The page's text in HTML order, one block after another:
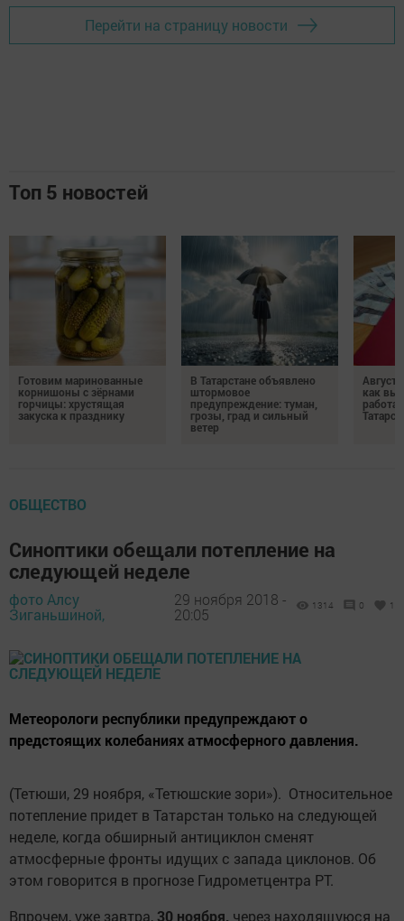
Перейти на страницу новости
Топ 5 новостей
Готовим маринованные
корнишоны с зёрнами
горчицы: хрустящая
закуска к празднику
В Татарстане объявлено
штормовое
предупреждение: туман,
грозы, град и сильный
ветер
как
ОБЩЕСТВО
Синоптики обещали потепление на
следующей неделе
фото Алсу
Зиганьшиной,
29 ноября 2018 -
20:05
1314 0 1
Метеорологи республики предупреждают о
предстоящих колебаниях атмосферного давления.
(Тетюши, 29 ноября, «Тетюшские зори»). Относительное
потепление придет в Татарстан только на следующей
неделе, когда обширный антициклон сменят
атмосферные фронты идущих с запада циклонов. Об
этом говорится в прогнозе Гидрометцентра РТ.
Впрочем, уже завтра, 30 ноября, через находящуюся на